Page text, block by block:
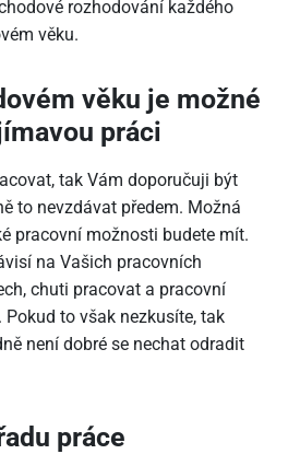
rozhodování každého
věku.
věku je možné
práci
tak Vám doporučuji být
to nevzdávat předem. Možná
pracovní možnosti budete mít.
na Vašich pracovních
chuti pracovat a pracovní
to však nezkusíte, tak
není dobré se nechat odradit
práce